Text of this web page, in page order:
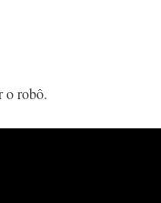
o robô.